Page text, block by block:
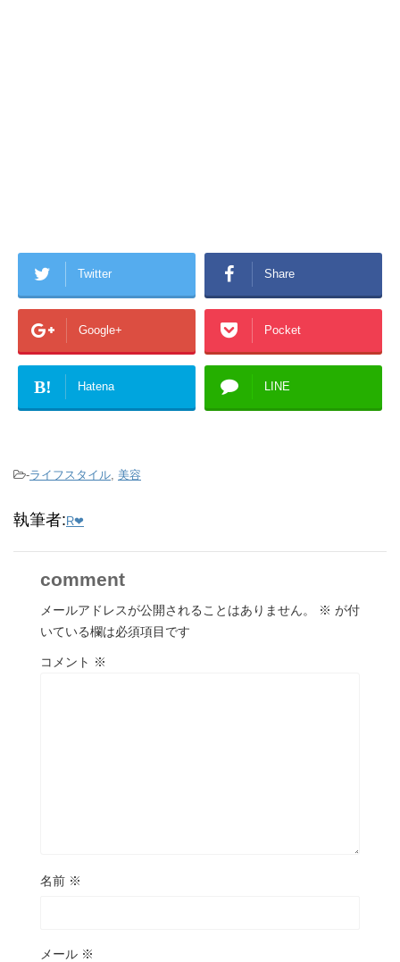
Twitter Share
Google+ Pocket
B! Hatena LINE
-ライフスタイル 美容
執筆者:R❤︎
comment
メールアドレスが公開されることはありません。 ※ が付
いている欄は必須項目です
コメント ※
名前 ※
メール ※